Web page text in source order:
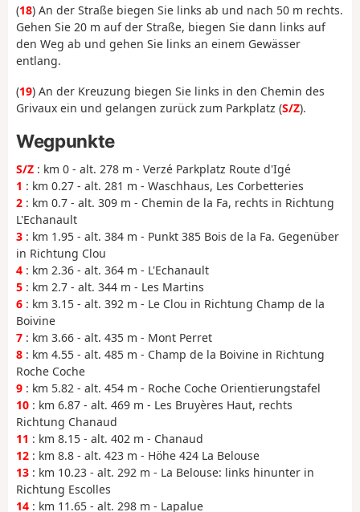
(18) An der Straße biegen Sie links ab und nach 50 m rechts.
Gehen Sie 20 m auf der Straße, biegen Sie dann links auf
den Weg ab und gehen Sie links an einem Gewässer
entlang.
(19) An der Kreuzung biegen Sie links in den Chemin des
Grivaux ein und gelangen zurück zum Parkplatz (S/Z).
Wegpunkte
S/Z : km 0 - alt. 278 m - Verzé Parkplatz Route d'Igé
1 : km 0.27 - alt. 281 m - Waschhaus, Les Corbetteries
2 : km 0.7 - alt. 309 m - Chemin de la Fa, rechts in Richtung
L'Echanault
3 : km 1.95 - alt. 384 m - Punkt 385 Bois de la Fa. Gegenüber
in Richtung Clou
4 : km 2.36 - alt. 364 m - L'Echanault
5 : km 2.7 - alt. 344 m - Les Martins
6 : km 3.15 - alt. 392 m - Le Clou in Richtung Champ de la
Boivine
7 : km 3.66 - alt. 435 m - Mont Perret
8 : km 4.55 - alt. 485 m - Champ de la Boivine in Richtung
Roche Coche
9 : km 5.82 - alt. 454 m - Roche Coche Orientierungstafel
10 : km 6.87 - alt. 469 m - Les Bruyères Haut, rechts
Richtung Chanaud
11 : km 8.15 - alt. 402 m - Chanaud
12 : km 8.8 - alt. 423 m - Höhe 424 La Belouse
13 : km 10.23 - alt. 292 m - La Belouse: links hinunter in
Richtung Escolles
14 : km 11.65 - alt. 298 m - Lapalue